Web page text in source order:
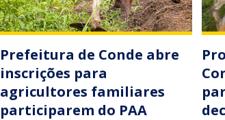
Prefeitura de Conde abre
inscrições para
agricultores familiares
participarem do PAA